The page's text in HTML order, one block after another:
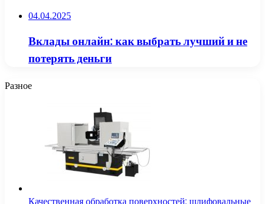
04.04.2025
Вклады онлайн: как выбрать лучший и не
потерять деньги
Разное
Качественная обработка поверхностей: шлифовальные